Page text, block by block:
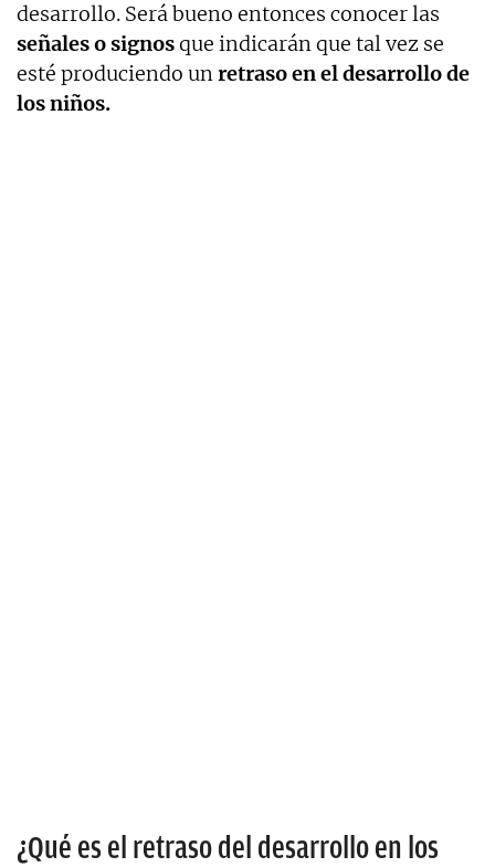
desarrollo. Será bueno entonces conocer las
señales o signosque indicarán que tal vez se
esté produciendo unretraso en el desarrollo de
los niños.
¿Qué es el retraso del desarrollo en los